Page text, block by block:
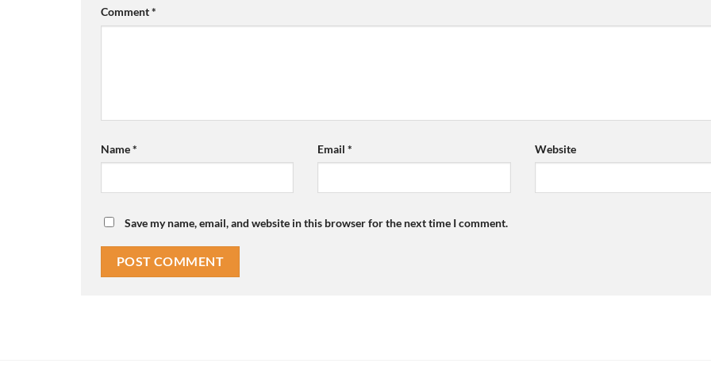
Comment*
Name* Email* Website
Save my name, email, and website in this browser for the next time I comment.